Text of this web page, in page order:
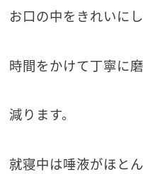
お口の中をきれいにし
時間をかけて丁寧に
減ります。
就寝中は唾液がほと